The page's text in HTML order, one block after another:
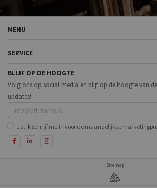
MENU
SERVICE
BLIJF OP DE HOOGTE
Volg ons op social media en blijf op de hoogte van
updates!
Ja, ik schrijf me in voor de maandelijkse
Sitemap